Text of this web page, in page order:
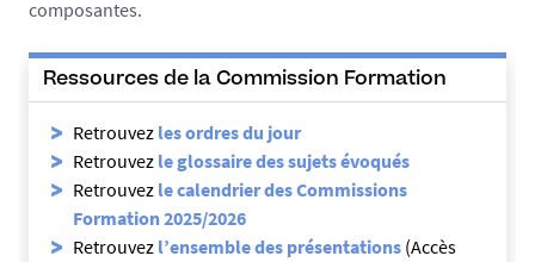
composantes.
Ressources de la Commission Formation
Retrouvez les ordres du jour
Retrouvez le glossaire des sujets évoqués
Retrouvez le calendrier des Commissions
Formation 2025/2026
Retrouvez l’ensemble des présentations (Accès